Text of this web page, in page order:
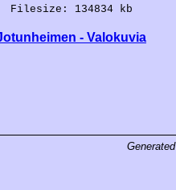
Filesize: 134834 kb
- Valokuvia